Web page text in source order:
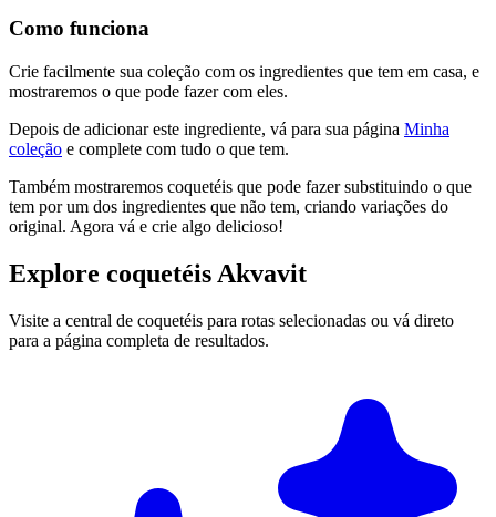
Como funciona
Crie facilmente sua coleção com os ingredientes que tem em casa, e
mostraremos o que pode fazer com eles.
Depois de adicionar este ingrediente, vá para sua página Minha
coleção e complete com tudo o que tem.
Também mostraremos coquetéis que pode fazer substituindo o que
tem por um dos ingredientes que não tem, criando variações do
original. Agora vá e crie algo delicioso!
Explore coquetéis Akvavit
Visite a central de coquetéis para rotas selecionadas ou vá direto
para a página completa de resultados.